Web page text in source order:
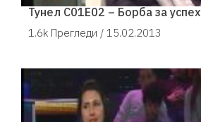
Тунел С01Е02 – Борба за успех
1.6k Прегледи / 15.02.2013